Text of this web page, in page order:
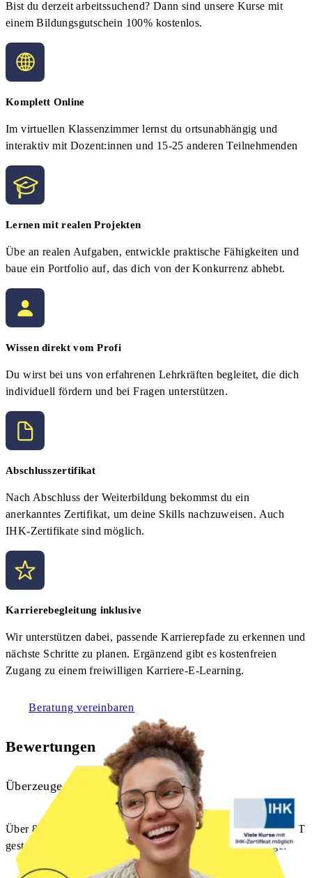
Bist du derzeit arbeitssuchend? Dann sind unsere Kurse mit
einem Bildungsgutschein 100% kostenlos.
Komplett Online
Im virtuellen Klassenzimmer lernst du ortsunabhängig und
interaktiv mit Dozent:innen und 15-25 anderen Teilnehmenden
Lernen mit realen Projekten
Übe an realen Aufgaben, entwickle praktische Fähigkeiten und
baue ein Portfolio auf, das dich von der Konkurrenz abhebt.
Wissen direkt vom Profi
Du wirst bei uns von erfahrenen Lehrkräften begleitet, die dich
individuell fördern und bei Fragen unterstützen.
Abschlusszertifikat
Nach Abschluss der Weiterbildung bekommst du ein
anerkanntes Zertifikat, um deine Skills nachzuweisen. Auch
IHK-Zertifikate sind möglich.
Karrierebegleitung inklusive
Wir unterstützen dabei, passende Karrierepfade zu erkennen und
nächste Schritte zu planen. Ergänzend gibt es kostenfreien
Zugang zu einem freiwilligen Karriere-E-Learning.
Beratung vereinbaren
Bewertungen
Überzeuge dich selbst
Über 800 Quereinsteiger:innen sind mit uns erfolgreich in die IT
gestartet – lies hier mehr über ihre Erfahrungen und Erfolge: